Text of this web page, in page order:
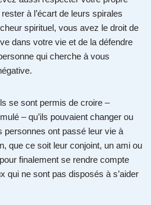
à l’écart de leurs spirales
spirituel, vous avez le droit de
dans votre vie et de la défendre
qui cherche à vous
se sont permis de croire –
– qu’ils pouvaient changer ou
personnes ont passé leur vie à
que ce soit leur conjoint, un ami ou
finalement se rendre compte
qui ne sont pas disposés à s’aider